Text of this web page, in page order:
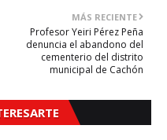
MÁS RECIENTE
Profesor Yeiri Pérez Peña
denuncia el abandono del
cementerio del distrito
municipal de Cachón